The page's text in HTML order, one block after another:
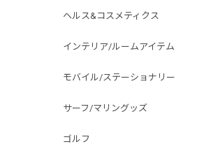
ヘルス&コスメティクス
インテリア/ルームアイテム
モバイル/ステーショナリー
サーフ/マリングッズ
ゴルフ